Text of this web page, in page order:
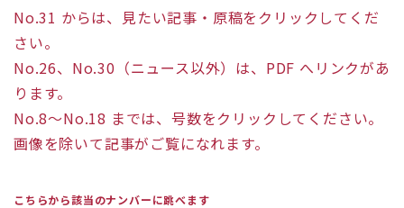
No.31 からは、見たい記事・原稿をクリックしてくだ
さい。
No.26、No.30（ニュース以外）は、PDF へリンクがあ
ります。
No.8～No.18 までは、号数をクリックしてください。
画像を除いて記事がご覧になれます。
こちらから該当のナンバーに跳べます